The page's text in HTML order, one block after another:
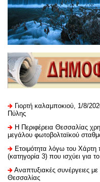
Γιορτή καλαμποκιού, 1/8/
Πύλης
H Περιφέρεια Θεσσαλίας
μεγάλου φωτοβολταϊκού
Ετοιμότητα λόγω του
(κατηγορία 3) που ισχύει για
Αναπτυξιακές συνέργειες
Θεσσαλίας